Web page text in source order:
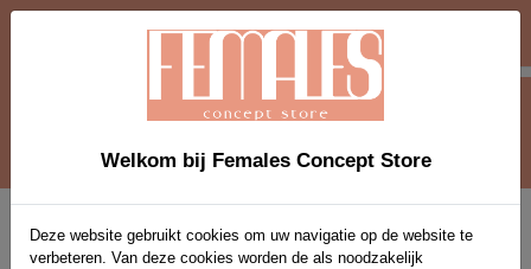
STUKS MET VOUCHERCODE EXTRA10
Welkom bij Females Concept Store
Deze website gebruikt cookies om uw navigatie op de website te
verbeteren. Van deze cookies worden de als noodzakelijk